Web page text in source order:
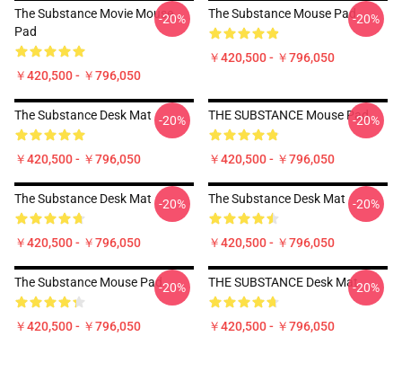
The Substance Movie Mouse
Pad
￥420,500 - ￥796,050
-20% The Substance Mouse Pad
￥420,500 - ￥796,050
-20%
The Substance Desk Mat
￥420,500 - ￥796,050
-20% THE SUBSTANCE Mouse Pad
￥420,500 - ￥796,050
-20%
The Substance Desk Mat
￥420,500 - ￥796,050
-20% The Substance Desk Mat
￥420,500 - ￥796,050
-20%
The Substance Mouse Pad
￥420,500 - ￥796,050
-20% THE SUBSTANCE Desk Mat
￥420,500 - ￥796,050
-20%